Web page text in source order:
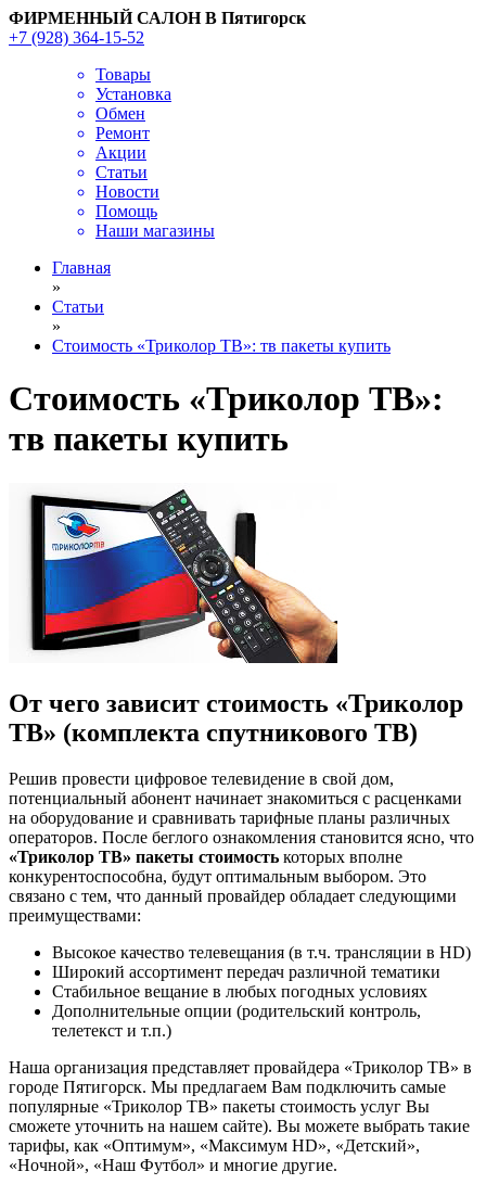
ФИРМЕННЫЙ САЛОН В Пятигорск
+7 (928) 364-15-52
Товары
Установка
Обмен
Ремонт
Акции
Статьи
Новости
Помощь
Наши магазины
Главная
»
Статьи
»
Cтоимость «Триколор ТВ»: тв пакеты купить
Cтоимость «Триколор ТВ»:
тв пакеты купить
От чего зависит стоимость «Триколор
ТВ» (комплекта спутникового ТВ)
Решив провести цифровое телевидение в свой дом,
потенциальный абонент начинает знакомиться с расценками
на оборудование и сравнивать тарифные планы различных
операторов. После беглого ознакомления становится ясно, что
«Триколор ТВ» пакеты стоимость которых вполне
конкурентоспособна, будут оптимальным выбором. Это
связано с тем, что данный провайдер обладает следующими
преимуществами:
Высокое качество телевещания (в т.ч. трансляции в HD)
Широкий ассортимент передач различной тематики
Стабильное вещание в любых погодных условиях
Дополнительные опции (родительский контроль,
телетекст и т.п.)
Наша организация представляет провайдера «Триколор ТВ» в
городе Пятигорск. Мы предлагаем Вам подключить самые
популярные «Триколор ТВ» пакеты стоимость услуг Вы
сможете уточнить на нашем сайте). Вы можете выбрать такие
тарифы, как «Оптимум», «Максимум HD», «Детский»,
«Ночной», «Наш Футбол» и многие другие.